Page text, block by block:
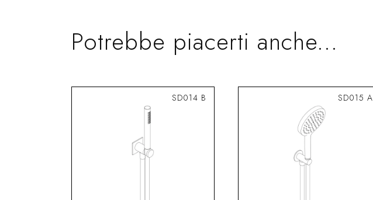
Potrebbe piacerti anche...
SD014 B SD015 A